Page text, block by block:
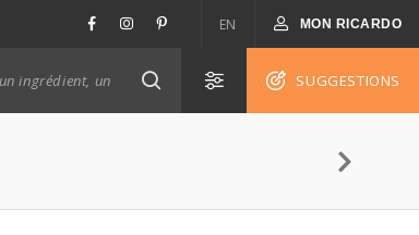
EN MON RICARDO
SUGGESTIONS